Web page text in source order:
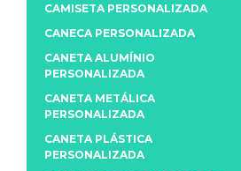
CAMISETA PERSONALIZADA
CANECA PERSONALIZADA
CANETA ALUMÍNIO
PERSONALIZADA
CANETA METÁLICA
PERSONALIZADA
CANETA PLÁSTICA
PERSONALIZADA